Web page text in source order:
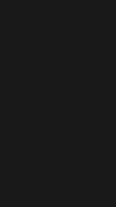
ventana)
ventana)